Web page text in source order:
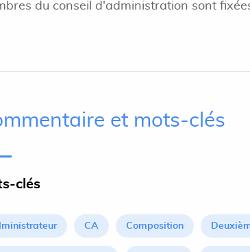
du conseil d'administration sont
et mots-clés
clés
CA Composition